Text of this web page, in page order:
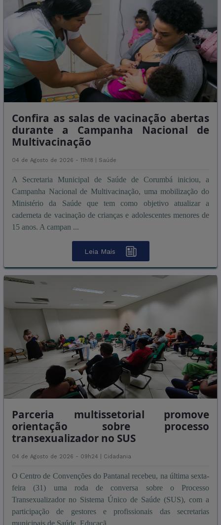
Confira as salas de vacinação abertas
durante a Campanha Nacional de
Multivacinação
04 de Agosto de 2026 - 11h18 | Saúde
A Secretaria Municipal de Saúde de Corumbá iniciou, a
Campanha Nacional de Multivacinação, uma mobilização do
Ministério da Saúde que tem como objetivo atualizar a
caderneta de vacinação de crianças e adolescentes menores de
15 anos. A campan ...
Leia Mais
Parceria multissetorial promove
orientação sobre processo
transexualizador no SUS
04 de Agosto de 2026 - 09h24 | Cidadania
O Centro de Convenções do Pantanal recebeu, na última sexta-
feira (31) uma roda de conversa sobre o Processo
Transexualizador no Sistema Único de Saúde (SUS), com a
participação de gestores e profissionais das secretarias
municipais de Saúde, Educaçã ...